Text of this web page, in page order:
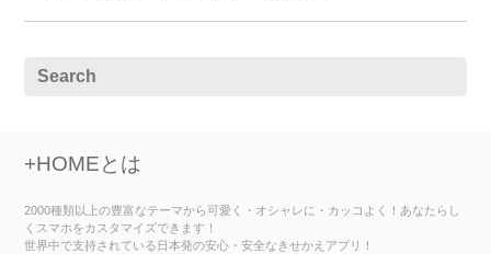
+HOMEとは
2000種類以上の豊富なテーマから可愛く・オシャレに・カッコよく！あなたらし
くスマホをカスタマイズできます！
世界中で支持されている日本発の安心・安全なきせかえアプリ！